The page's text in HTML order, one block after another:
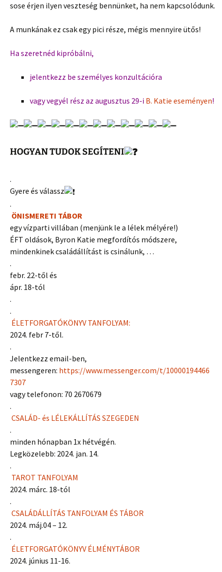
sose érjen ilyen veszteség bennünket, ha nem kapcsolódunk.
A munkának ez csak egy pici része, mégis mennyire ütős!
Ha szeretnéd kipróbálni,
jelentkezz be személyes konzultációra
vagy vegyél rész az augusztus 29-i B. Katie eseményen!
HOGYAN TUDOK SEGÍTENI
.
Gyere és válassz
.
ÖNISMERETI TÁBOR
egy vízparti villában (menjünk le a lélek mélyére!)
ÉFT oldások, Byron Katie megfordítós módszere,
mindenkinek családállítást is csinálunk, …
.
febr. 22-től és
ápr. 18-tól
.
.
ÉLETFORGATÓKÖNYV TANFOLYAM:
2024. febr 7-től.
.
Jelentkezz email-ben,
messengeren: https://www.messenger.com/t/10000194466
7307
vagy telefonon: 70 2670679
.
CSALÁD- és LÉLEKÁLLÍTÁS SZEGEDEN
.
minden hónapban 1x hétvégén.
Legközelebb: 2024. jan. 14.
.
TAROT TANFOLYAM
2024. márc. 18-tól
.
CSALÁDÁLLÍTÁS TANFOLYAM ÉS TÁBOR
2024. máj.04 – 12.
.
ÉLETFORGATÓKÖNYV ÉLMÉNYTÁBOR
2024. június 11-16.